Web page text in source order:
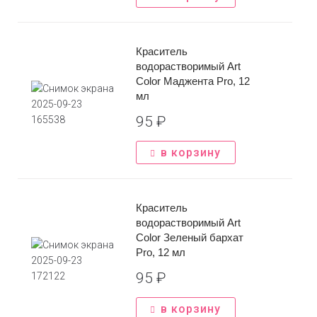
Краситель
водорастворимый Art
Color Маджента Pro, 12
мл
95 ₽
в корзину
Краситель
водорастворимый Art
Color Зеленый бархат
Pro, 12 мл
95 ₽
в корзину
конфиденциальности
*Нажимая на кнопку вы соглашаетесь с
конфиденциальности